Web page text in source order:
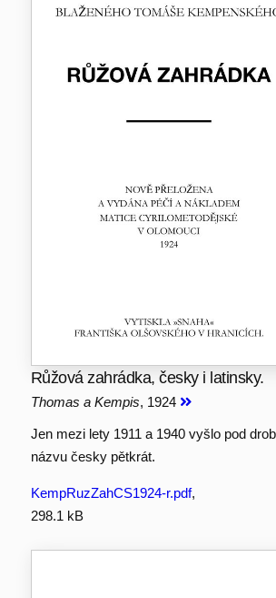
Růžová zahrádka, česky i latinsky.
Thomas a Kempis, 1924
Jen mezi lety 1911 a 1940 vyšlo pod
názvu česky pětkrát.
KempRuzZahCS1924-r.pdf,
298.1 kB